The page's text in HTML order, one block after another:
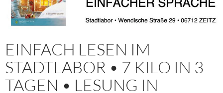
EINFACH LESEN IM
STADTLABOR • 7 KILO IN 3
TAGEN • LESUNG IN